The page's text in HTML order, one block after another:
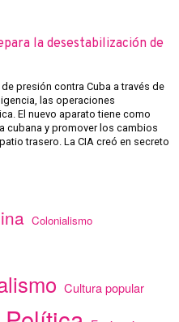
la desestabilización de
presión contra Cuba a través de
las operaciones
El nuevo aparato tiene como
cubana y promover los cambios
trasero. La CIA creó en secreto
Colonialismo
Cultura popular